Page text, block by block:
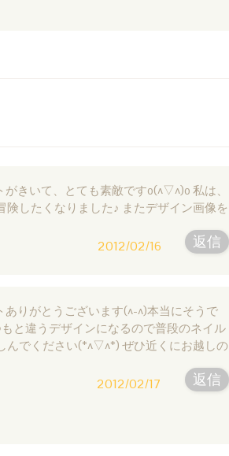
がきいて、とても素敵ですo(^▽^)o 私は、
したくなりました♪ またデザイン画像を
返信
2012/02/16
ありがとうございます(^-^)本当にそうで
と違うデザインになるので普段のネイル
んでください(*^▽^*) ぜひ近くにお越しの
返信
2012/02/17